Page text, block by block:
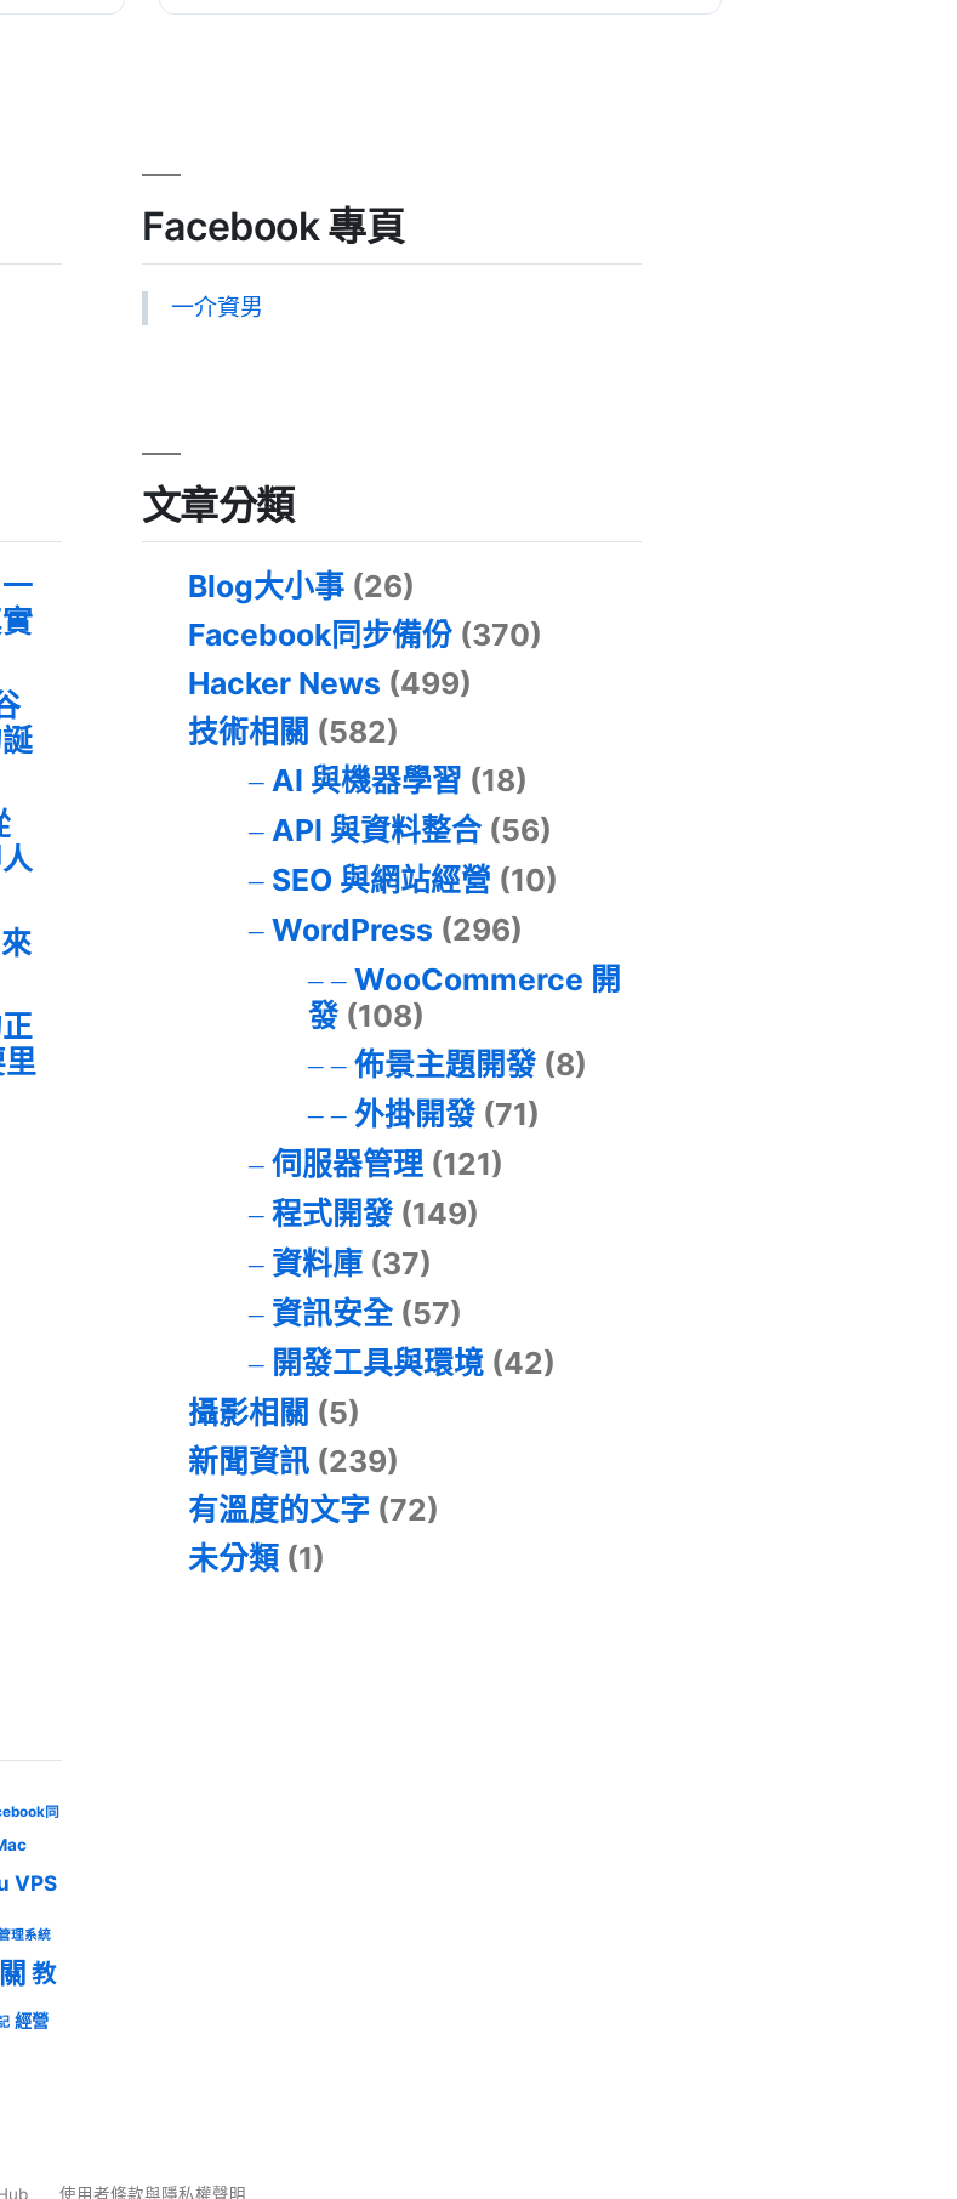
Facebook 專頁
一介資男
文章分類
Blog大小事 (26)
Facebook同步備份 (370)
Hacker News (499)
技術相關 (582)
AI 與機器學習 (18)
API 與資料整合(56)
SEO 與網站經營 (10)
WordPress (296)
WooCommerce 開
發(108)
佈景主題開發(8)
外掛開發(71)
伺服器管理(121)
程式開發(149)
資料庫(37)
資訊安全(57)
開發工具與環境(42)
攝影相關 (5)
新聞資訊 (239)
有溫度的文字 (72)
未分類 (1)
同
VPS
理系統
教
經營
使用者條款與隱私權聲明